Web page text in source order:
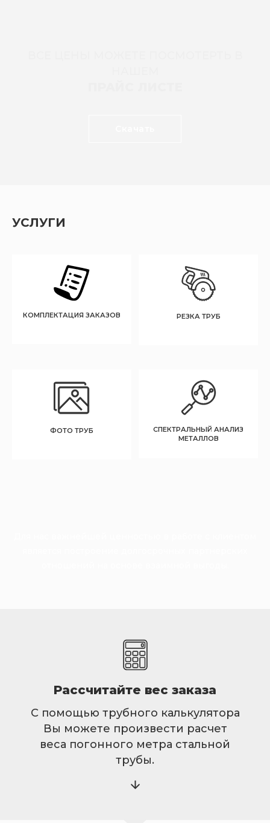
УСЛУГИ
КОМПЛЕКТАЦИЯ ЗАКАЗОВ РЕЗКА ТРУБ
ФОТО ТРУБ
СПЕКТРАЛЬНЫЙ АНАЛИЗ
МЕТАЛЛОВ
Рассчитайте вес заказа
С помощью трубного калькулятора
Вы можете произвести расчет
веса погонного метра стальной
трубы.